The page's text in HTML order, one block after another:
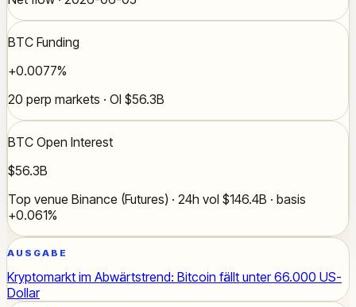
BTC Funding
+0.0077%
20 perp markets · OI $56.3B
BTC Open Interest
$56.3B
Top venue Binance (Futures) · 24h vol $146.4B · basis
+0.061%
AUSGABE
Kryptomarkt im Abwärtstrend: Bitcoin fällt unter 66.000 US-
Dollar